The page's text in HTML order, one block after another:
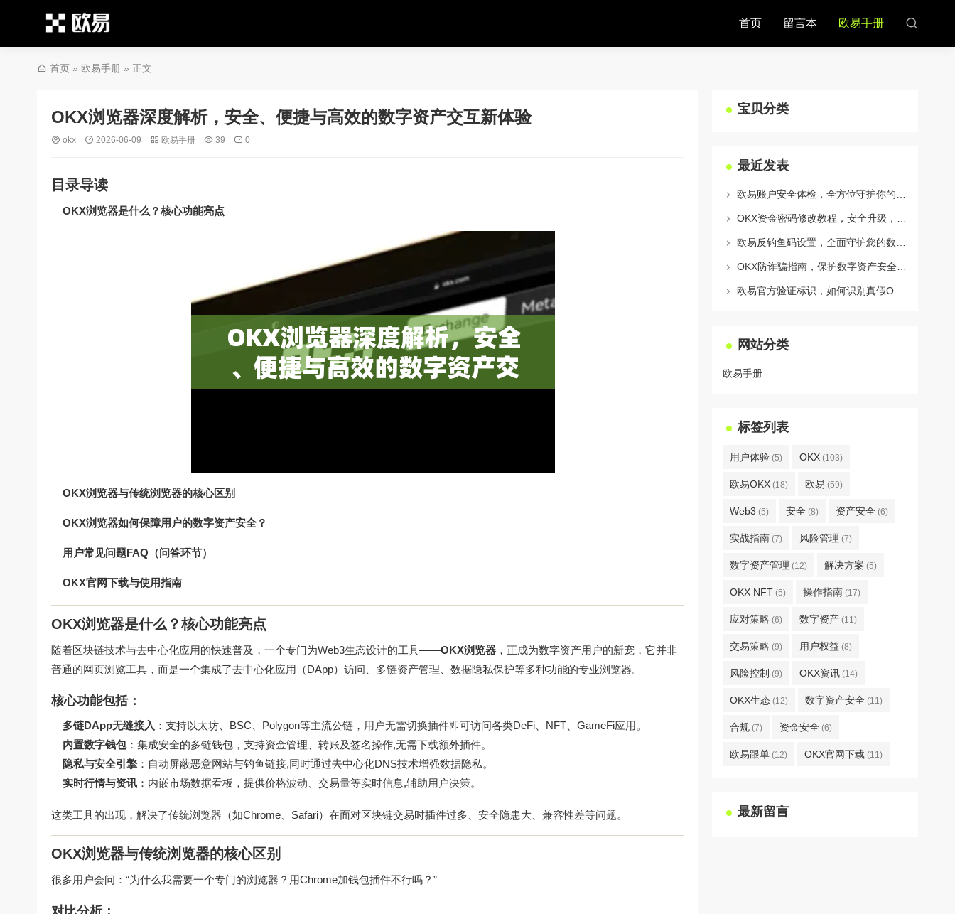
首页 留言本 欧易手册
首页 » 欧易手册 » 正文
OKX浏览器深度解析，安全、便捷与高效的数字资产交互新体验
okx 2026-06-09 欧易手册 39 0
目录导读
OKX浏览器是什么？核心功能亮点
OKX浏览器与传统浏览器的核心区别
OKX浏览器如何保障用户的数字资产安全？
用户常见问题FAQ（问答环节）
OKX官网下载与使用指南
OKX浏览器是什么？核心功能亮点
随着区块链技术与去中心化应用的快速普及，一个专门为Web3生态设计的工具——OKX浏览器 ，正成为数字资产用户的新宠，它并非
普通的网页浏览工具，而是一个集成了去中心化应用（DApp）访问、多链资产管理、数据隐私保护等多种功能的专业浏览器。
核心功能包括：
多链DApp无缝接入 ：支持以太坊、BSC、Polygon等主流公链，用户无需切换插件即可访问各类DeFi、NFT、GameFi应用。
内置数字钱包：集成安全的多链钱包，支持资金管理、转账及签名操作,无需下载额外插件。
隐私与安全引擎 ：自动屏蔽恶意网站与钓鱼链接,同时通过去中心化DNS技术增强数据隐私。
实时行情与资讯 ：内嵌市场数据看板，提供价格波动、交易量等实时信息,辅助用户决策。
这类工具的出现，解决了传统浏览器（如Chrome、Safari）在面对区块链交易时插件过多、安全隐患大、兼容性差等问题。
OKX浏览器与传统浏览器的核心区别
很多用户会问：“为什么我需要一个专门的浏览器？用Chrome加钱包插件不行吗？”
对比分析：
宝贝分类
最近发表
网站分类
欧易手册
标签列表
用户体验 (5) OKX (103)
欧易OKX (18) 欧易 (59)
Web3 (5) 安全 (8) 资产安全 (6)
实战指南 (7) 风险管理 (7)
数字资产管理 (12) 解决方案 (5)
OKX NFT (5) 操作指南 (17)
应对策略 (6) 数字资产 (11)
交易策略 (9) 用户权益 (8)
风险控制 (9) OKX资讯 (14)
OKX生态 (12) 数字资产安全 (11)
合规 (7) 资金安全 (6)
欧易跟单 (12) OKX官网下载 (11)
最新留言